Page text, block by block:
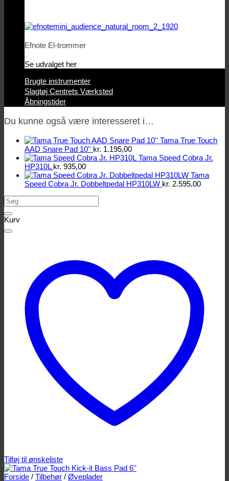
Efnote El-trommer
Se udvalget her
Brugte instrumenter
Slagtøj Centrets Værksted
Åbningstider
Du kunne også være interesseret i…
Tama True Touch
AAD Snare Pad 10'' kr. 1.195,00
Tama Speed Cobra Jr.
HP310L kr. 935,00
Tama
Speed Cobra Jr. Dobbeltpedal HP310LW kr. 2.595,00
Søg
efter:
Kurv
Tilføj til ønskeliste
Forside / Tilbehør / Øveplader